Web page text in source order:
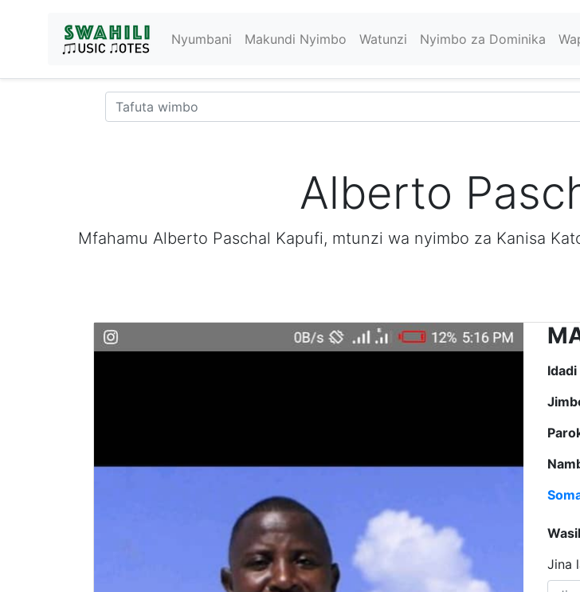
Nyumbani Makundi Nyimbo Watunzi Nyimbo za Dominika
Alberto
Mfahamu Alberto Paschal Kapufi, mtunzi wa nyimbo za Kanisa
Jina